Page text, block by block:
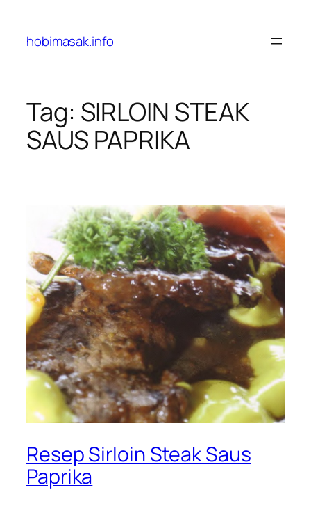
content
hobimasak.info
Tag: SIRLOIN STEAK
SAUS PAPRIKA
Resep Sirloin Steak Saus
Paprika